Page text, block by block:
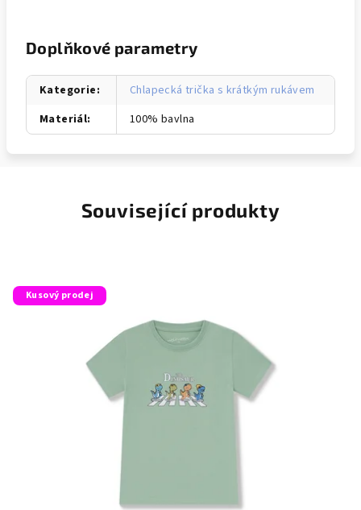
Doplňkové parametry
Kategorie:
Chlapecká trička s krátkým rukávem
Materiál: 100% bavlna
Související produkty
Kusový prodej